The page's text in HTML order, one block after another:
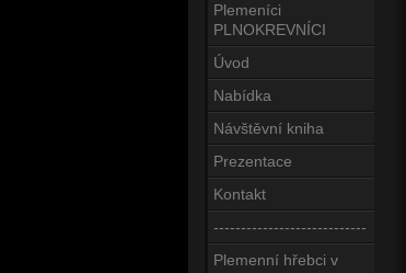
Plemeníci
PLNOKREVNÍCI
Úvod
Nabídka
Návštěvní kniha
Prezentace
Kontakt
----------------------------
Plemenní hřebci v